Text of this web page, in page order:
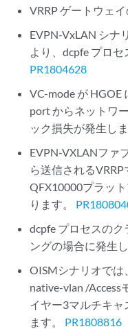
VRRP ゲートウェ
EVPN-VxLAN シナ
より、dcpfe プロセ
PR1804628
VC-mode が HGOE
port からネットワ
ック損失が発生しま
EVPN-VXLANファ
ら送信されるVRRP
QFX10000プラッ
ります。
dcpfe プロセスの
ングの場合に発生
OISMシナリオで
native-vlan /Access
イヤー3マルチキ
ます。 PR1808816